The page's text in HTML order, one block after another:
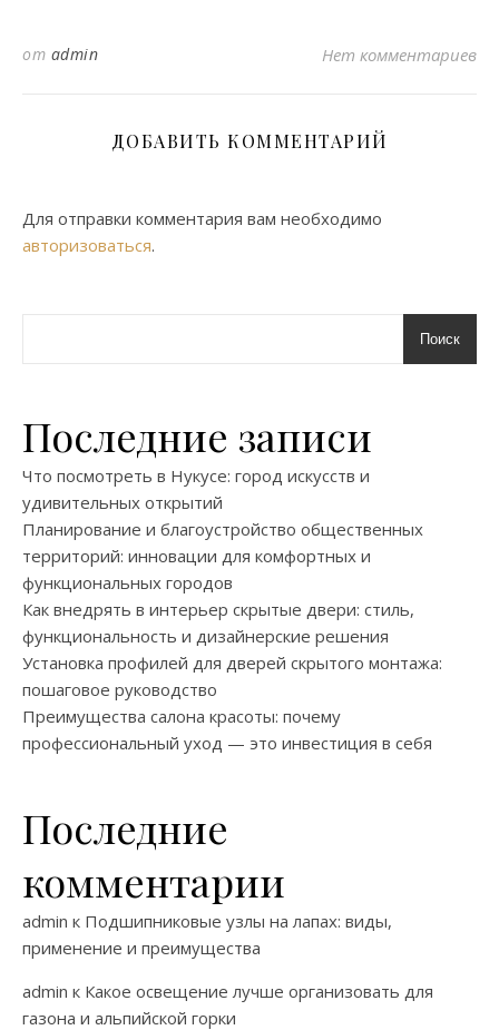
от admin Нет комментариев
ДОБАВИТЬ КОММЕНТАРИЙ
Для отправки комментария вам необходимо
авторизоваться.
Поиск
Последние записи
Что посмотреть в Нукусе: город искусств и
удивительных открытий
Планирование и благоустройство общественных
территорий: инновации для комфортных и
функциональных городов
Как внедрять в интерьер скрытые двери: стиль,
функциональность и дизайнерские решения
Установка профилей для дверей скрытого монтажа:
пошаговое руководство
Преимущества салона красоты: почему
профессиональный уход — это инвестиция в себя
Последние
комментарии
admin к Подшипниковые узлы на лапах: виды,
применение и преимущества
admin к Какое освещение лучше организовать для
газона и альпийской горки